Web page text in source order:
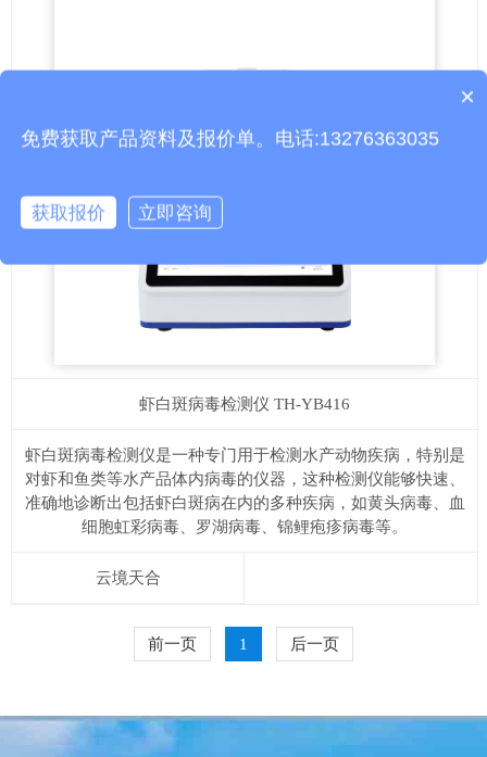
虾白斑病毒检测仪 TH-YB416
虾白斑病毒检测仪是一种专门用于检测水产动物疾病，特别是
对虾和鱼类等水产品体内病毒的仪器，这种检测仪能够快速、
准确地诊断出包括虾白斑病在内的多种疾病，如黄头病毒、血
细胞虹彩病毒、罗湖病毒、锦鲤疱疹病毒等。
云境天合
前一页 1 后一页
产品包含安装吗？
×
免费获取产品资料及报价单。电话:13276363035
获取报价 立即咨询